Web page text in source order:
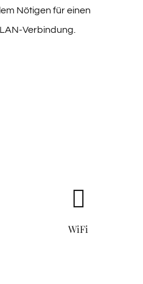
Nötigen für einen
Verbindung.
WiFi